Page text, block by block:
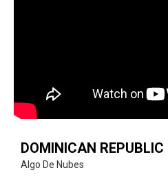
DOMINICAN REPUBLIC
Algo De Nubes